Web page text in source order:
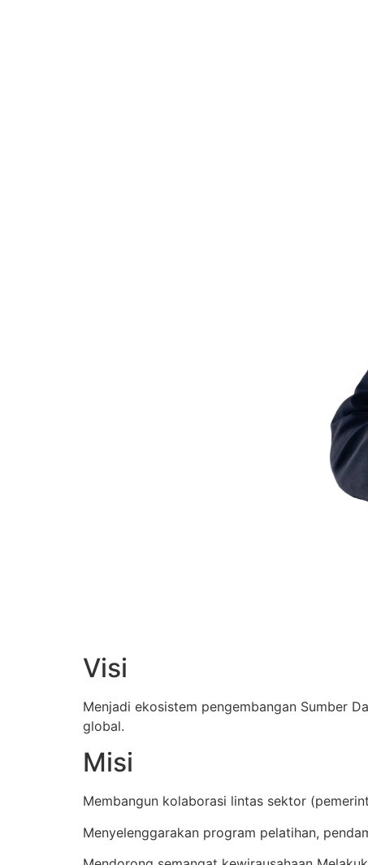
Visi
Menjadi ekosistem pengembangan Sumber
global.
Misi
Membangun kolaborasi lintas sektor
Menyelenggarakan program pelatihan,